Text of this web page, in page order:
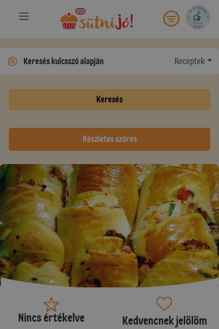
Receptek
Keresés
Részletes szűrés
Nincs értékelve Kedvencnek jelölöm